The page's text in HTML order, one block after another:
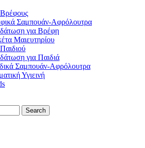
Σαμπουάν-Αφρόλουτρα
για Βρέφη
Μαιευτηρίου
για Παιδιά
Σαμπουάν-Αφρόλουτρα
Υγιεινή
Search